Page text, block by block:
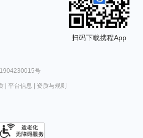
扫码下载携程App
号
| 平台信息 资质与规则